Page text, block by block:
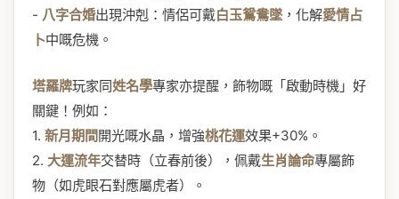
- 八字合婚出現沖剋：情侶可戴白玉鴛鴦墜，化解愛情占
卜中嘅危機。
塔羅牌玩家同姓名學專家亦提醒，飾物嘅「啟動時機」好
關鍵！例如：
1. 新月期間開光嘅水晶，增強桃花運效果+30%。
2. 大運流年交替時（立春前後），佩戴生肖論命專屬飾
物（如虎眼石對應屬虎者）。